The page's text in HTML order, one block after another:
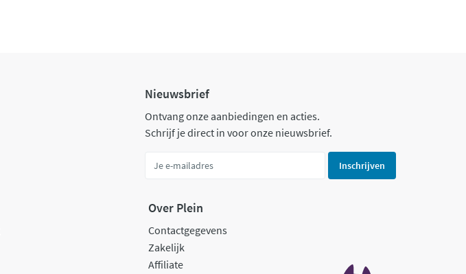
Nieuwsbrief
Ontvang onze aanbiedingen en acties.
Schrijf je direct in voor onze nieuwsbrief.
Inschrijven
Over Plein
Contactgegevens
Zakelijk
Affiliate